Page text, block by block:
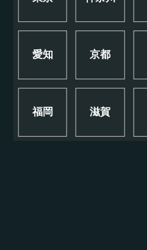
愛知 京都
福岡 滋賀